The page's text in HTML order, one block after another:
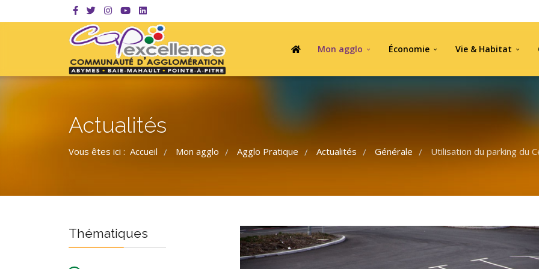
Mon agglo Économie Vie & Habitat
Actualités
Vous êtes ici : Accueil / Mon agglo / Agglo Pratique / Actualités / Générale / Utilisation du parking du
Thématiques